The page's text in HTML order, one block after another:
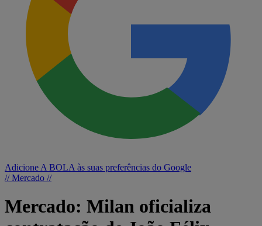
Adicione A BOLA às suas preferências do Google
// Mercado //
Mercado: Milan oficializa